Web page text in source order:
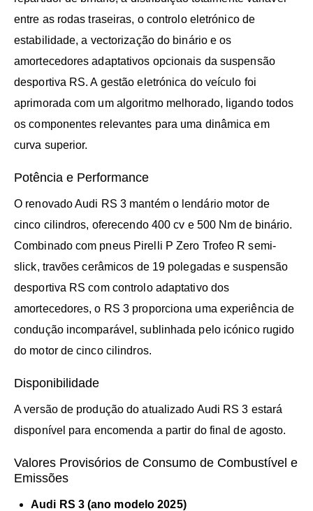
entre as rodas traseiras, o controlo eletrónico de
estabilidade, a vectorização do binário e os
amortecedores adaptativos opcionais da suspensão
desportiva RS. A gestão eletrónica do veículo foi
aprimorada com um algoritmo melhorado, ligando todos
os componentes relevantes para uma dinâmica em
curva superior.
Potência e Performance
O renovado Audi RS 3 mantém o lendário motor de
cinco cilindros, oferecendo 400 cv e 500 Nm de binário.
Combinado com pneus Pirelli P Zero Trofeo R semi-
slick, travões cerâmicos de 19 polegadas e suspensão
desportiva RS com controlo adaptativo dos
amortecedores, o RS 3 proporciona uma experiência de
condução incomparável, sublinhada pelo icónico rugido
do motor de cinco cilindros.
Disponibilidade
A versão de produção do atualizado Audi RS 3 estará
disponível para encomenda a partir do final de agosto.
Valores Provisórios de Consumo de Combustível e
Emissões
Audi RS 3 (ano modelo 2025)